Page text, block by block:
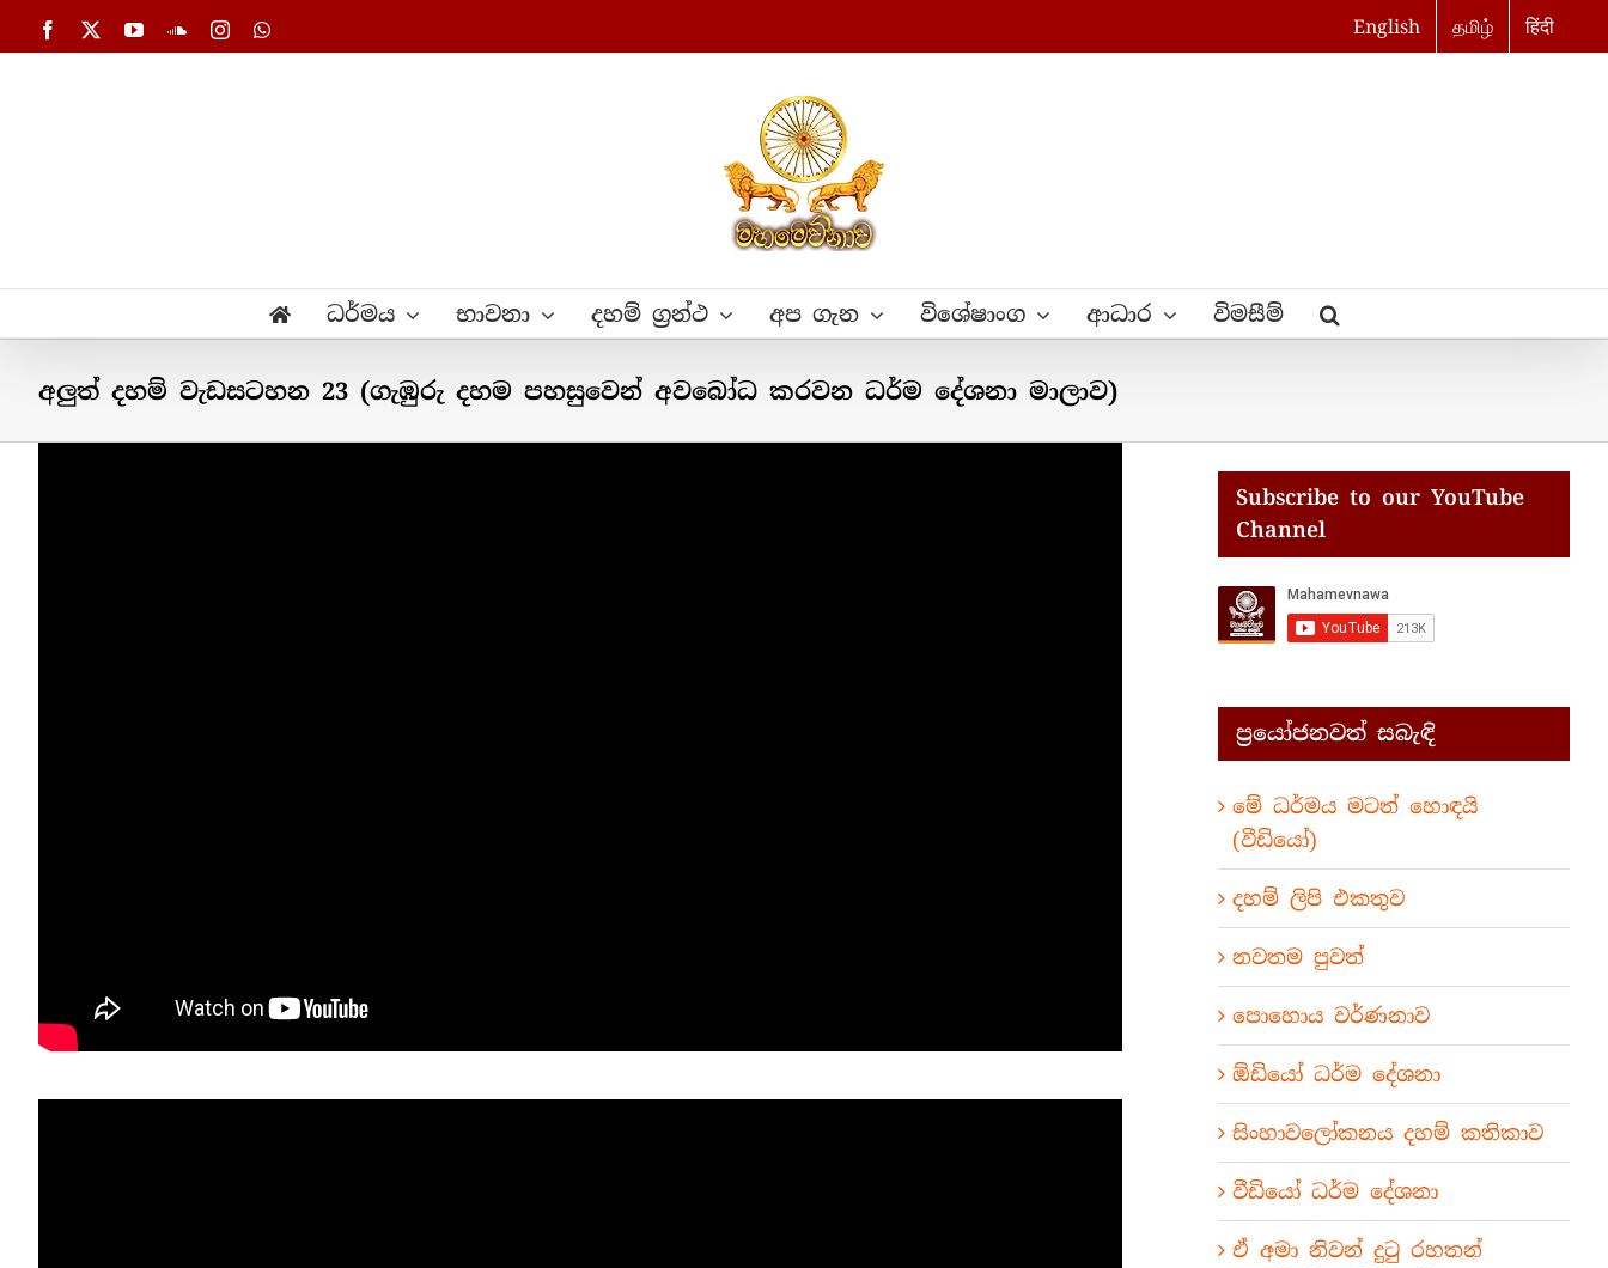
to
Facebook YouTubeSoundCloud
InstagramWhatsApp English தமிழ் हिंदी
ධර්මය භාවනා දහම් ග්‍රන්ථ අප ගැන විශේෂාංග ආධාර විමසීම්
අලුත් දහම් වැඩසටහන 23 (ගැඹුරු දහම පහසුවෙන් අවබෝධ කරවන ධර්ම දේශනා මාලාව)
Subscribe to our YouTube
Channel
ප්‍රයෝජනවත් සබැඳි
මේ ධර්මය මටත් හොඳයි
(වීඩියෝ)
දහම් ලිපි එකතුව
නවතම පුවත්
පොහොය වර්ණනාව
ඕඩියෝ ධර්ම දේශනා
සිංහාවලෝකනය දහම් කතිකාව
වීඩියෝ ධර්ම දේශනා
ඒ අමා නිවන් දුටු රහතන්